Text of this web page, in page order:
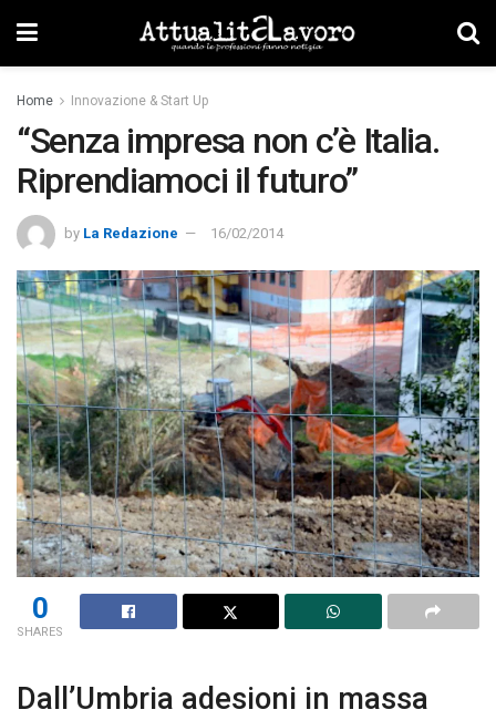
Home Innovazione & Start Up
“Senza impresa non c’è Italia.
Riprendiamoci il futuro”
by La Redazione 16/02/2014
0
SHARES
Dall’Umbria adesioni in massa